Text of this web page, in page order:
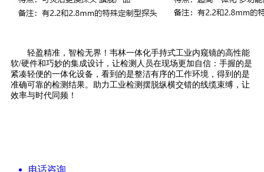
轻盈精准，智检无界！韦林一体化手持式工业内窥镜的高性能
软/硬件和巧妙的集成设计，让检测人员在现场更加自信：手握的是
紧凑轻便的一体化设备，看到的是整洁有序的工作环境，得到的是
准确可靠的检测结果。助力工业检测摆脱纵横交错的线缆束缚，让
效率与时代同频！
电话咨询